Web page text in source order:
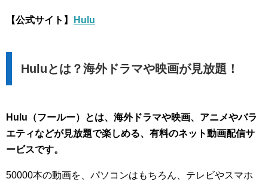
【公式サイト】 Hulu
Huluとは？海外ドラマや映画が見放題！
Hulu（フールー）とは、海外ドラマや映画、アニメやバラ
エティなどが見放題で楽しめる、有料のネット動画配信サ
ービスです。
50000本の動画を、パソコンはもちろん、テレビやスマホ